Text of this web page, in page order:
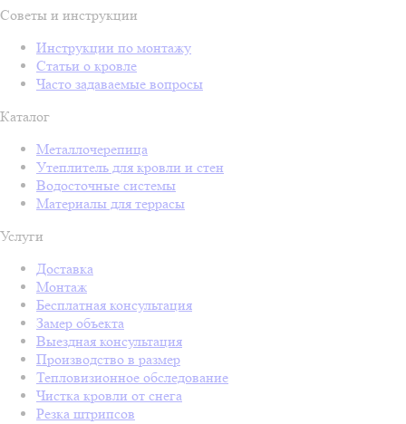
Советы и инструкции
Инструкции по монтажу
Статьи о кровле
Часто задаваемые вопросы
Каталог
Металлочерепица
Утеплитель для кровли и стен
Водосточные системы
Материалы для террасы
Услуги
Доставка
Монтаж
Бесплатная консультация
Замер объекта
Выездная консультация
Производство в размер
Тепловизионное обследование
Чистка кровли от снега
Резка штрипсов